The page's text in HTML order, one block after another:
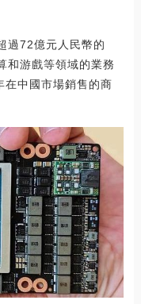
過72億元人民幣的
和游戲等領域的業務
在中國市場銷售的商